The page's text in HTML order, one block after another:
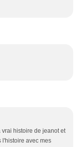
histoire de jeanot et
l'histoire avec mes